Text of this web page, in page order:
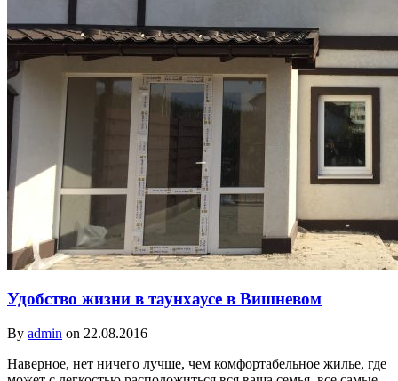
Удобство жизни в таунхаусе в Вишневом
By admin on 22.08.2016
Наверное, нет ничего лучше, чем комфортабельное жилье, где